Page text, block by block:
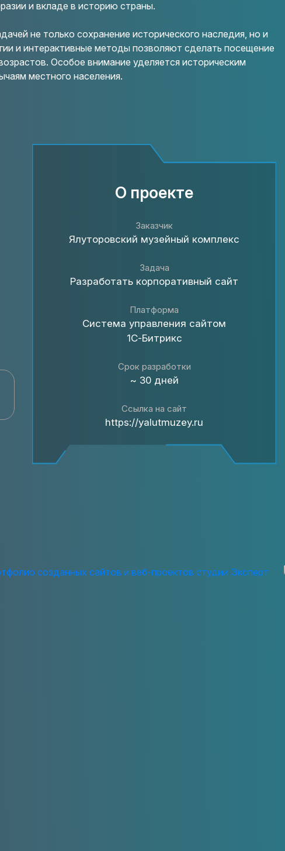
и вкладе в историю страны.
не только сохранение исторического наследия, но и
и интерактивные методы позволяют сделать посещение
Особое внимание уделяется историческим
местного населения.
О проекте
Заказчик
Ялуторовский музейный комплекс
Задача
Разработать корпоративный сайт
Платформа
Система управления сайтом
1С-Битрикс
Срок разработки
~ 30 дней
Ссылка на сайт
https://yalutmuzey.ru